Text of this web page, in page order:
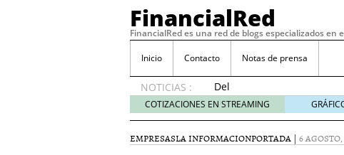
FinancialRed
FinancialRed es una red de blogs especializados en
Inicio Contacto Notas de prensa
NOTICIAS :
Del
depósito
a la
cómo
COTIZACIONES EN STREAMING
EMPRESASLA INFORMACIONPORTADA | 6